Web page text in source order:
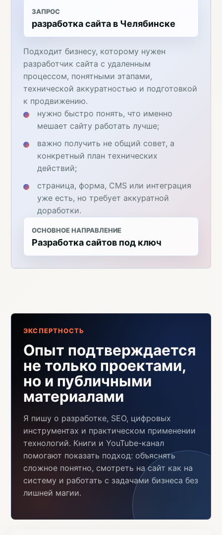
ЗАПРОС
разработка сайта в Челябинске
Подходит бизнесу, которому нужен
разработчик сайта с удаленным
процессом, понятными этапами,
технической аккуратностью и подготовкой
к продвижению.
нужно быстро понять, что именно
мешает сайту работать лучше;
важно получить не общий совет, а
конкретный план технических
действий;
страница, форма, CMS или интеграция
уже есть, но требует аккуратной
доработки.
ОСНОВНОЕ НАПРАВЛЕНИЕ
Разработка сайтов под ключ
ЭКСПЕРТНОСТЬ
Опыт подтверждается
не только проектами,
но и публичными
материалами
Я пишу о разработке, SEO, цифровых
инструментах и практическом применении
технологий. Книги и YouTube-канал
помогают показать подход: объяснять
сложное понятно, смотреть на сайт как на
систему и работать с задачами бизнеса без
лишней магии.